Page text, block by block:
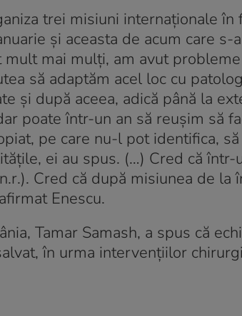
trei misiuni internaționale în
și aceasta de acum care
mai mulți, am avut
să adaptăm acel loc cu
și după aceea, adică până la
poate într-un an să reușim să
pe care nu-l pot identifica,
ei au spus. (…) Cred că într-
Cred că după misiunea de la
Enescu.
Tamar Samash, a spus că
în urma intervențiilor